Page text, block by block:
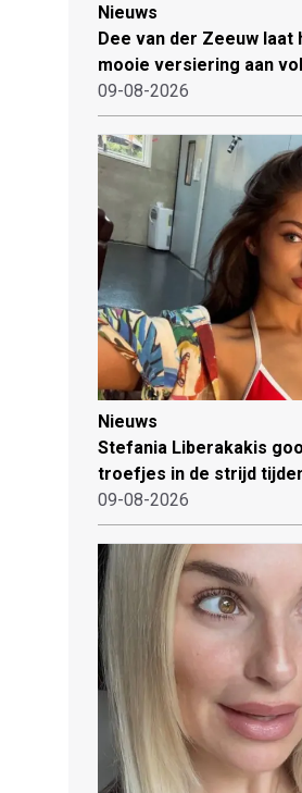
Nieuws
Dee van der Zeeuw laat
mooie versiering aan
09-08-2026
Nieuws
Stefania Liberakakis
troefjes in de strijd
09-08-2026